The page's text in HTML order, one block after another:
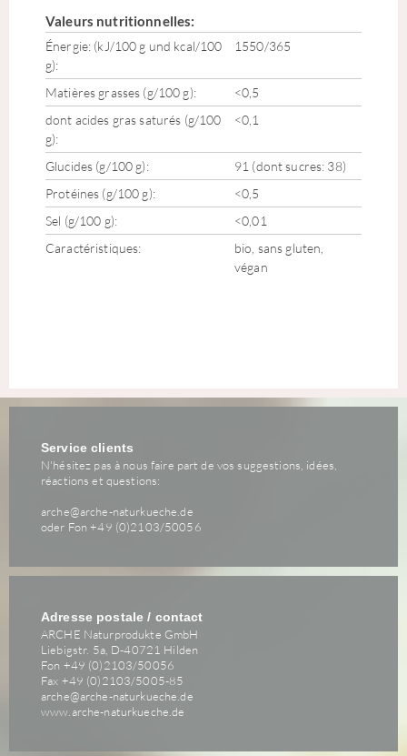
Valeurs nutritionnelles:
Énergie: (kJ/100 g und kcal/100
g):
1550/365
Matières grasses (g/100 g):
<0,5
dont acides gras saturés (g/100
g):
<0,1
Glucides (g/100 g):
91 (dont sucres: 38)
Protéines (g/100 g):
<0,5
Sel (g/100 g):
<0,01
Caractéristiques:
bio, sans gluten,
végan
Service clients
N'hésitez pas à nous faire part de vos suggestions, idées,
réactions et questions:
arche@arche-naturkueche.de
oder Fon +49 (0)2103/50056
Adresse postale / contact
ARCHE Naturprodukte GmbH
Liebigstr. 5a, D-40721 Hilden
Fon +49 (0)2103/50056
Fax +49 (0)2103/5005-85
arche@arche-naturkueche.de
www.arche-naturkueche.de